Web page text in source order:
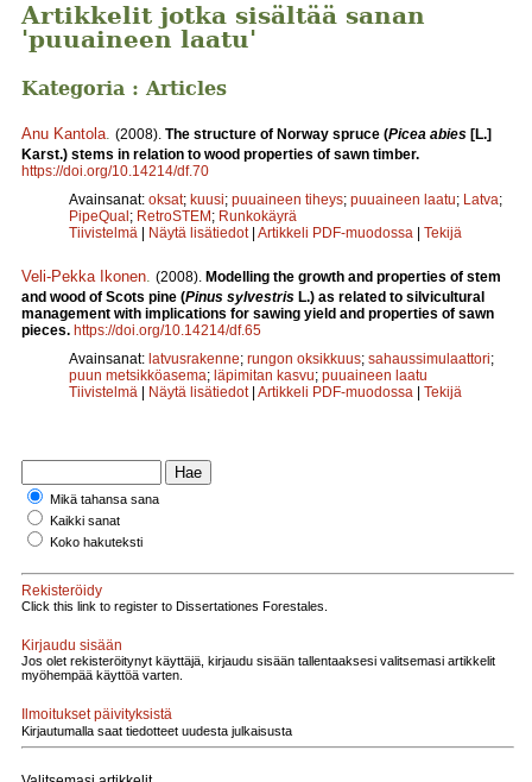
Artikkelit jotka sisältää sanan
'puuaineen laatu'
Kategoria : Articles
Anu Kantola (2008). The structure of Norway spruce (Picea abies [L.]
Karst.) stems in relation to wood properties of sawn timber.
https://doi.org/10.14214/df.70
Avainsanat: oksat; kuusi; puuaineen tiheys; puuaineen laatu; Latva;
PipeQual; RetroSTEM; Runkokäyrä
Tiivistelmä | Näytä lisätiedot | Artikkeli PDF-muodossa | Tekijä
Veli-Pekka Ikonen (2008). Modelling the growth and properties of stem
and wood of Scots pine (Pinus sylvestris L.) as related to silvicultural
management with implications for sawing yield and properties of sawn
pieces. https://doi.org/10.14214/df.65
Avainsanat: latvusrakenne; rungon oksikkuus; sahaussimulaattori;
puun metsikköasema; läpimitan kasvu; puuaineen laatu
Tiivistelmä | Näytä lisätiedot | Artikkeli PDF-muodossa | Tekijä
Mikä tahansa sana
Kaikki sanat
Koko hakuteksti
Rekisteröidy
Click this link to register to Dissertationes Forestales.
Kirjaudu sisään
Jos olet rekisteröitynyt käyttäjä, kirjaudu sisään tallentaaksesi valitsemasi artikkelit
myöhempää käyttöä varten.
Ilmoitukset päivityksistä
Kirjautumalla saat tiedotteet uudesta julkaisusta